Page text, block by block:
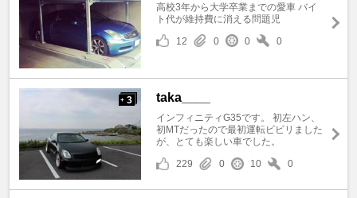
高校3年から大学卒業までの愛車 バイ
ト代が維持費に消える問題児
12
0 0 0
+ 3 taka____
インフィニティG35です。 初左ハン、
初MTだったので最初運転ビビリました
が、とても楽しい車でした。
229
0 10 0